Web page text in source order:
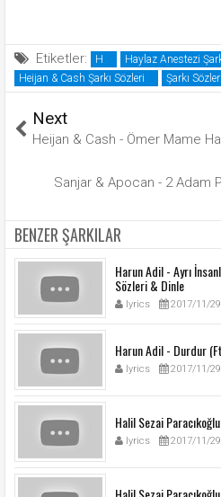
Etiketler: H
Haylaz Anestezi
Heijan & Cash Şarkı Sözleri
Şarkı Sözleri
Next
Heijan & Cash - Ömer Mame
Sanjar & Apocan - 2 Adam
BENZER ŞARKILAR
Harun Adil - Ayrı
Sözleri & Dinle
lyrics 2017/11/29
Harun Adil - Durdur
lyrics 2017/11/29
Halil Sezai
lyrics 2017/11/29